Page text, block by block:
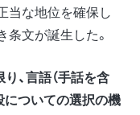
当な地位を確保し
条文が誕生した。
、言語（手話を含
についての選択の機